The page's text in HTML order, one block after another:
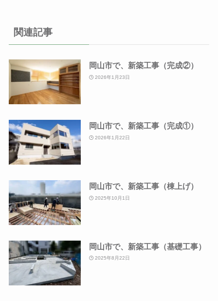
関連記事
岡山市で、新築工事（完成②）
2026年1月23日
岡山市で、新築工事（完成①）
2026年1月22日
岡山市で、新築工事（棟上げ）
2025年10月1日
岡山市で、新築工事（基礎工事）
2025年8月22日